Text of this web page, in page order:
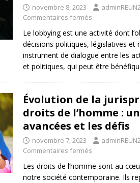
novembre 8, 2023
Commentaires fermés
Le lobbying est une activité dont
décisions politiques, législatives et
instrument de dialogue entre les
et politiques, qui peut être
Évolution de la
droits de l’homme :
avancées et les défis
novembre 7, 2023
Commentaires fermés
Les droits de l’homme sont au
notre société contemporaine. Ils